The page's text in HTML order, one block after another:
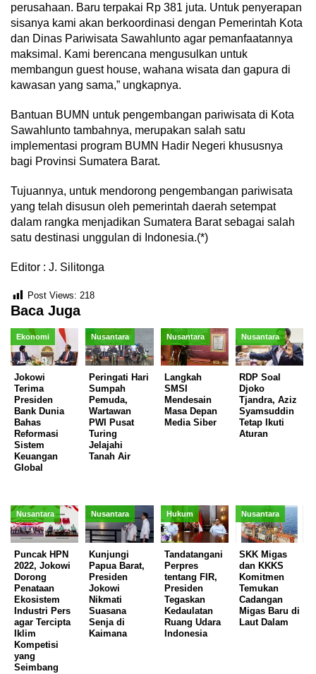
perusahaan. Baru terpakai Rp 381 juta. Untuk penyerapan
sisanya kami akan berkoordinasi dengan Pemerintah Kota
dan Dinas Pariwisata Sawahlunto agar pemanfaatannya
maksimal. Kami berencana mengusulkan untuk
membangun guest house, wahana wisata dan gapura di
kawasan yang sama,” ungkapnya.
Bantuan BUMN untuk pengembangan pariwisata di Kota
Sawahlunto tambahnya, merupakan salah satu
implementasi program BUMN Hadir Negeri khususnya
bagi Provinsi Sumatera Barat.
Tujuannya, untuk mendorong pengembangan pariwisata
yang telah disusun oleh pemerintah daerah setempat
dalam rangka menjadikan Sumatera Barat sebagai salah
satu destinasi unggulan di Indonesia.(*)
Editor : J. Silitonga
Post Views: 218
Baca Juga
Ekonomi
Jokowi
Terima
Presiden
Bank Dunia
Bahas
Reformasi
Sistem
Keuangan
Global
Nusantara
Peringati Hari
Sumpah
Pemuda,
Wartawan
PWI Pusat
Turing
Jelajahi
Tanah Air
Nusantara
Langkah
SMSI
Mendesain
Masa Depan
Media Siber
Nusantara
RDP Soal
Djoko
Tjandra, Aziz
Syamsuddin
Tetap Ikuti
Aturan
Nusantara
Puncak HPN
2022, Jokowi
Dorong
Penataan
Ekosistem
Industri Pers
agar Tercipta
Iklim
Kompetisi
yang
Seimbang
Nusantara
Kunjungi
Papua Barat,
Presiden
Jokowi
Nikmati
Suasana
Senja di
Kaimana
Hukum
Tandatangani
Perpres
tentang FIR,
Presiden
Tegaskan
Kedaulatan
Ruang Udara
Indonesia
Nusantara
SKK Migas
dan KKKS
Komitmen
Temukan
Cadangan
Migas Baru di
Laut Dalam